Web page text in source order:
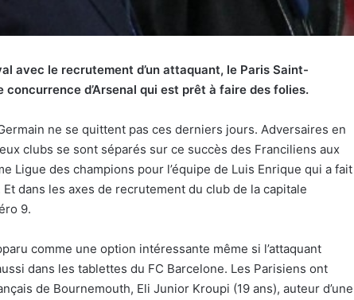
avec le recrutement d’un attaquant, le Paris Saint-
d’Arsenal qui est prêt à faire des folies.
ne se quittent pas ces derniers jours. Adversaires en
clubs se sont séparés sur ce succès des Franciliens aux
Ligue des champions pour l’équipe de Luis Enrique qui a fait
dans les axes de recrutement du club de la capitale
9.
comme une option intéressante même si l’attaquant
dans les tablettes du FC Barcelone. Les Parisiens ont
de Bournemouth, Eli Junior Kroupi (19 ans), auteur d’une